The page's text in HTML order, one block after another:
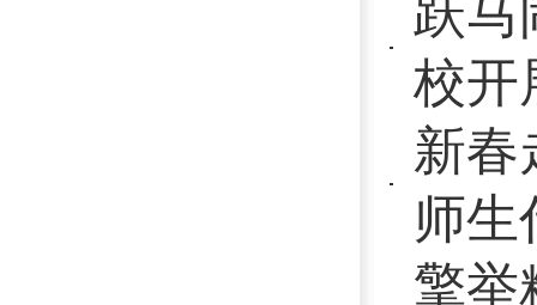
薪火相传
举行2025-
践行志愿
爱”青年志
教研赋能